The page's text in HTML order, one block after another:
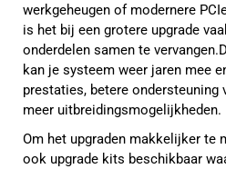
werkgeheugen of modernere
is het bij een grotere upgrade
onderdelen samen te
kan je systeem weer jaren mee
prestaties, betere ondersteuning
meer uitbreidingsmogelijkheden.
Om het upgraden makkelijker te
ook upgrade kits beschikbaar